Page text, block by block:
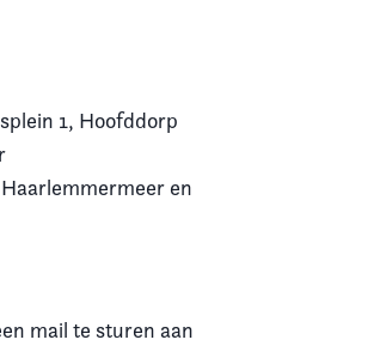
1, Hoofddorp
en
mail te sturen aan